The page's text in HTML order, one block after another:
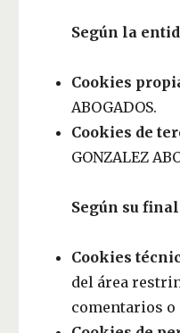
Según la
Cookies
ABOGADOS.
Cookies de
GONZALEZ
Según su
Cookies
del área
comentarios o